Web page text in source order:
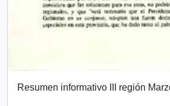
Resumen informativo III región